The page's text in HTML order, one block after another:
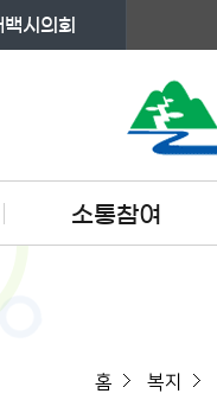
백시의회
소통참여
홈 복지